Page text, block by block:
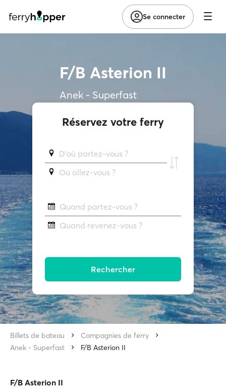
Se connecter
F/B Asterion II
Anek - Superfast
Réservez votre ferry
D'où partez-vous ?
Où allez-vous ?
Quand partez-vous ?
Quand revenez-vous ?
Rechercher
Billets de bateau
Compagnies de ferry
Anek - Superfast
F/B Asterion II
F/B Asterion II